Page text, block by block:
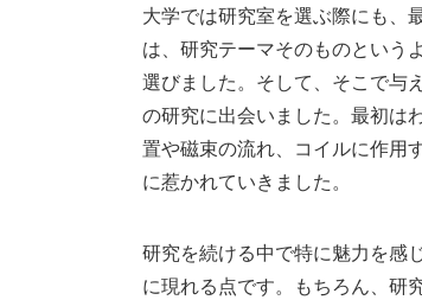
大学では研究室を選ぶ際にも、
は、研究テーマそのものという
選びました。そして、そこで与
の研究に出会いました。最初は
置や磁束の流れ、コイルに作用
に惹かれていきました。
研究を続ける中で特に魅力を感
に現れる点です。もちろん、研